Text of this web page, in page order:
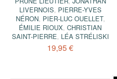
LIVERNOIS, PIERRE-YVES
NÉRON, PIER-LUC OUELLET,
ÉMILIE RIOUX,CHRISTIAN
SAINT-PIERRE, LÉA STRÉLISKI
19,95 €